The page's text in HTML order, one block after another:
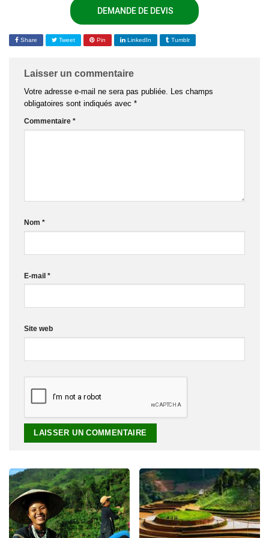
DEMANDE DE DEVIS
Share Tweet Pin LinkedIn Tumblr
Laisser un commentaire
Votre adresse e-mail ne sera pas publiée. Les champs
obligatoires sont indiqués avec *
Commentaire *
Nom *
E-mail *
Site web